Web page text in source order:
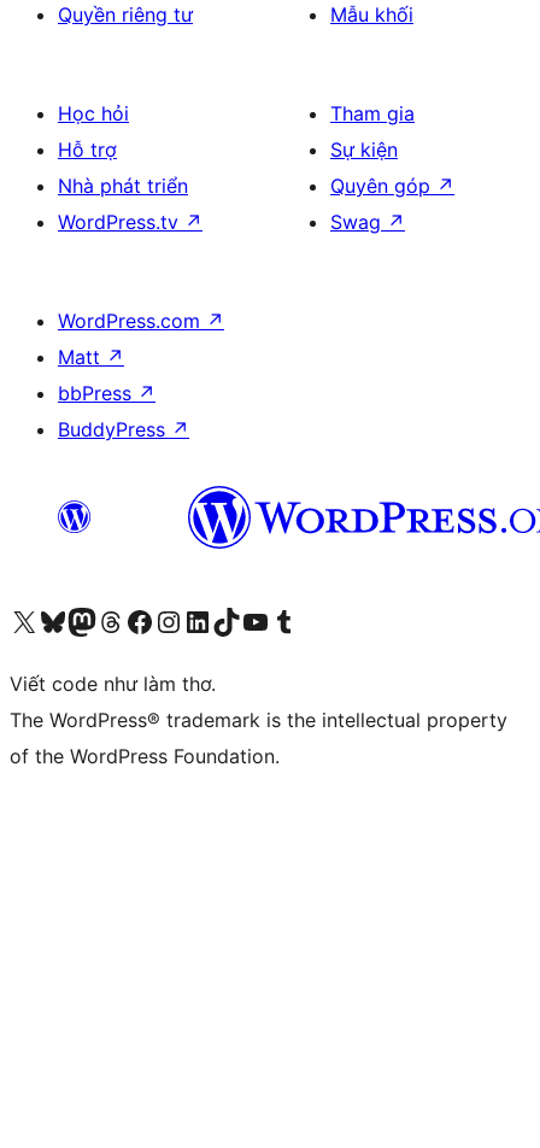
Quyền riêng tư
Mẫu khối
Học hỏi
Hỗ trợ
Nhà phát triển
WordPress.tv ↗
Tham gia
Sự kiện
Quyên góp ↗
Swag ↗
WordPress.com ↗
Matt ↗
bbPress ↗
BuddyPress ↗
Truy cập tài khoản X (trước đây là Twitter) của chúng tôiVisit our Bluesky account
Visit our Mastodon account
Visit our Threads account
Xem trang Facebook của chúng tôiTruy cập tài khoản Instagram của chúng tôiTruy cập tài khoản LinkedIn của chúng tôiVisit our TikTok account
Truy cập kênh YouTube của chúng tôi Visit our Tumblr account
Viết code như làm thơ.
The WordPress® trademark is the intellectual property
of the WordPress Foundation.